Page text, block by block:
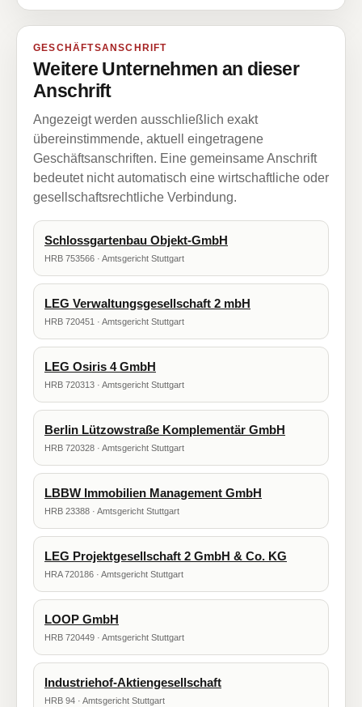
GESCHÄFTSANSCHRIFT
Weitere Unternehmen an dieser
Anschrift
Angezeigt werden ausschließlich exakt
übereinstimmende, aktuell eingetragene
Geschäftsanschriften. Eine gemeinsame Anschrift
bedeutet nicht automatisch eine wirtschaftliche oder
gesellschaftsrechtliche Verbindung.
Schlossgartenbau Objekt-GmbH
HRB 753566 · Amtsgericht Stuttgart
LEG Verwaltungsgesellschaft 2 mbH
HRB 720451 · Amtsgericht Stuttgart
LEG Osiris 4 GmbH
HRB 720313 · Amtsgericht Stuttgart
Berlin Lützowstraße Komplementär GmbH
HRB 720328 · Amtsgericht Stuttgart
LBBW Immobilien Management GmbH
HRB 23388 · Amtsgericht Stuttgart
LEG Projektgesellschaft 2 GmbH & Co. KG
HRA 720186 · Amtsgericht Stuttgart
LOOP GmbH
HRB 720449 · Amtsgericht Stuttgart
Industriehof-Aktiengesellschaft
HRB 94 · Amtsgericht Stuttgart